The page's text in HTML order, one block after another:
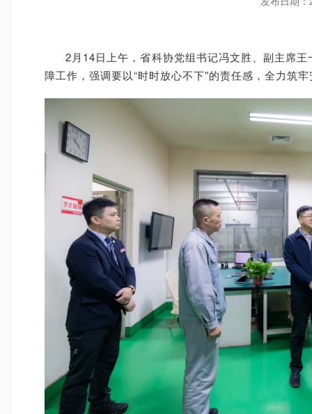
2月14日上午，省科协党组书记冯文胜、副主席
障工作，强调要以“时时放心不下”的责任感，全力筑